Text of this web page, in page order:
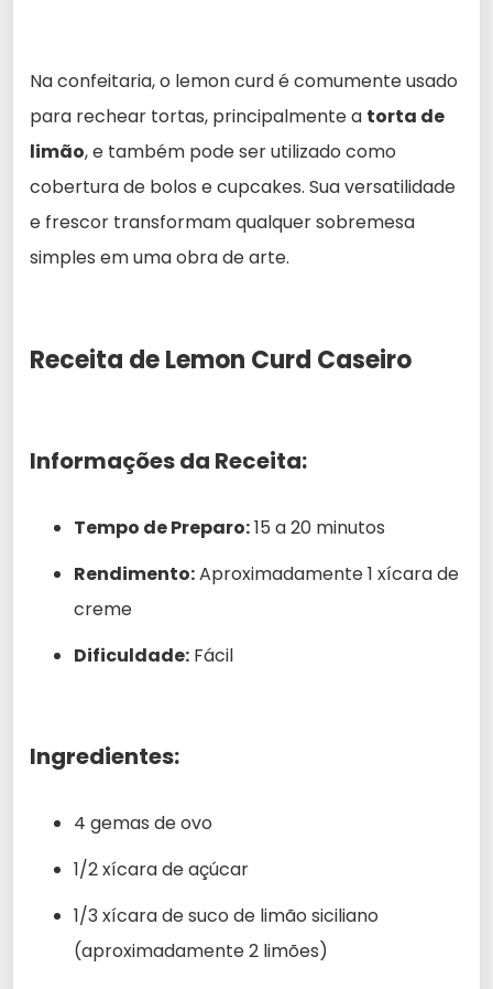
Na confeitaria, o lemon curd é comumente usado
para rechear tortas, principalmente a torta de
limão, e também pode ser utilizado como
cobertura de bolos e cupcakes. Sua versatilidade
e frescor transformam qualquer sobremesa
simples em uma obra de arte.
Receita de Lemon Curd Caseiro
Informações da Receita:
Tempo de Preparo:15 a 20 minutos
Rendimento:Aproximadamente 1 xícara de
creme
Dificuldade: Fácil
Ingredientes:
4 gemas de ovo
1/2 xícara de açúcar
1/3 xícara de suco de limão siciliano
(aproximadamente 2 limões)